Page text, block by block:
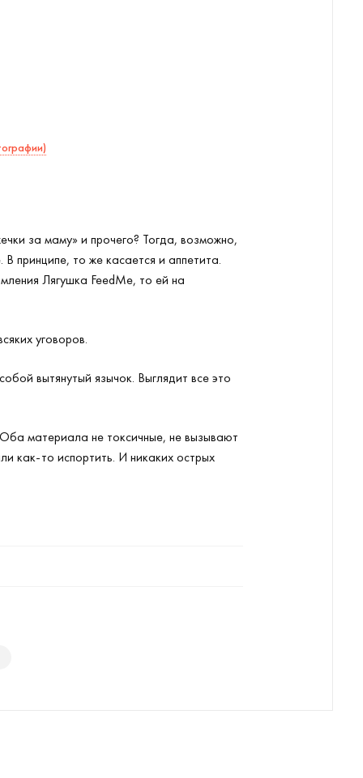
за маму» и прочего? Тогда, возможно,
принципе, то же касается и аппетита.
Лягушка FeedMe, то ей на
уговоров.
вытянутый язычок. Выглядит все это
материала не токсичные, не вызывают
как-то испортить. И никаких острых